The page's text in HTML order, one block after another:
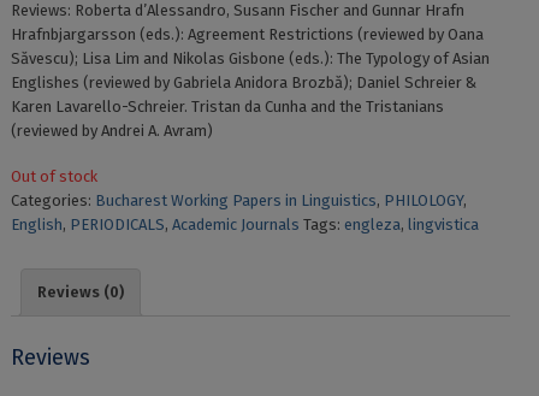
Reviews: Roberta d’Alessandro, Susann Fischer and Gunnar Hrafn
Hrafnbjargarsson (eds.): Agreement Restrictions (reviewed by Oana
Săvescu); Lisa Lim and Nikolas Gisbone (eds.): The Typology of Asian
Englishes (reviewed by Gabriela Anidora Brozbă); Daniel Schreier &
Karen Lavarello-Schreier. Tristan da Cunha and the Tristanians
(reviewed by Andrei A. Avram)
Out of stock
Categories: Bucharest Working Papers in Linguistics, PHILOLOGY,
English, PERIODICALS, Academic Journals Tags: engleza, lingvistica
Reviews (0)
Reviews